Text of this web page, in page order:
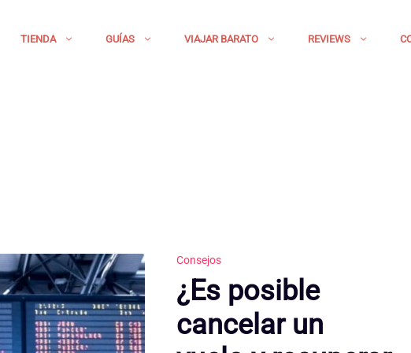
TIENDA GUÍAS VIAJAR BARATO REVIEWS
Consejos
¿Es posible
cancelar un